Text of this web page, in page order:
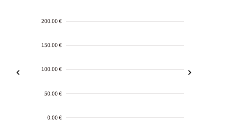
200.00 €
150.00 €
100.00 €
50.00 €
0.00 €